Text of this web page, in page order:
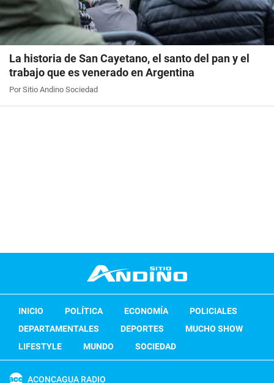
La historia de San Cayetano, el santo del pan y el
trabajo que es venerado en Argentina
Por Sitio Andino Sociedad
INICIO POLÍTICA ECONOMÍA
POLICIALES
DEPARTAMENTALES
DEPORTES
MUCHO SHOW
LIFESTYLE
MUNDO SOCIEDAD
ACONCAGUA RADIO